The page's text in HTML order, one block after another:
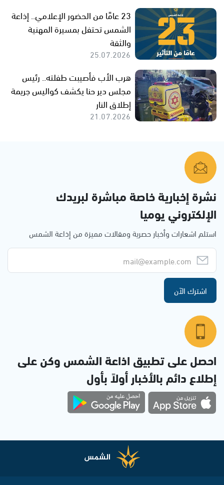
23 عامًا من الحضور الإعلامي.. إذاعة
الشمس تحتفل بمسيرة المهنية
والثقة
25.07.2026
هرب الأب فأصيبت طفلته.. رئيس
مجلس دير حنا يكشف كواليس جريمة
إطلاق النار
21.07.2026
نشرة إخبارية خاصة مباشرة لبريدك
الإلكتروني يوميا
استلم اشعارات وأخبار حصرية ومقالات مميزة من إذاعة الشمس
اشترك الآن
احصل على تطبيق اذاعة الشمس وكن على
إطلاع دائم بالأخبار أولاً بأول